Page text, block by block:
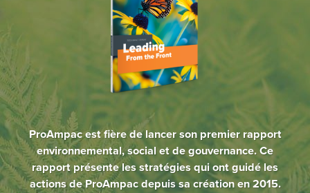
ProAmpac est fière de lancer son premier rapport
environnemental, social et de gouvernance. Ce
rapport présente les stratégies qui ont guidé les
actions de ProAmpac depuis sa création en 2015.